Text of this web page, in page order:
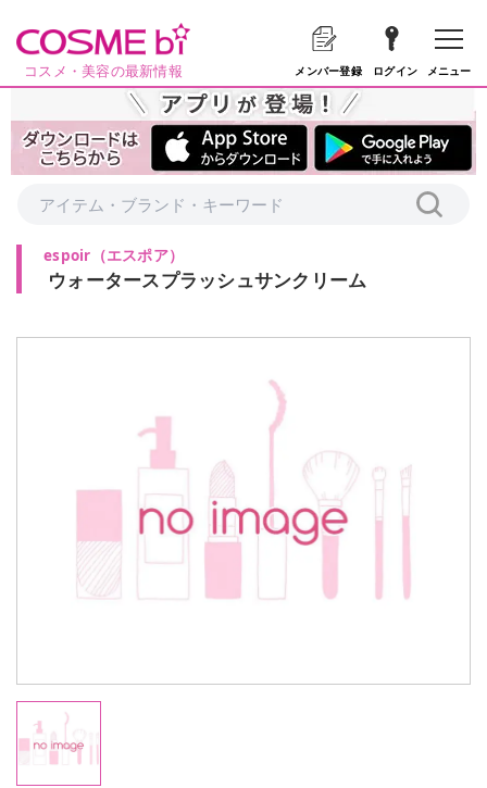
コスメ・美容の最新情報 メンバー登録 ログイン メニュー
espoir （エスポア）
ウォータースプラッシュサンクリーム